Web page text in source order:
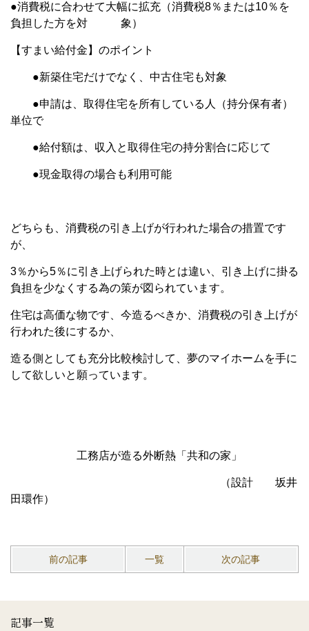
●消費税に合わせて大幅に拡充（消費税8％または10％を
負担した方を対 象）
【すまい給付金】のポイント
●新築住宅だけでなく、中古住宅も対象
●申請は、取得住宅を所有している人（持分保有者）
単位で
●給付額は、収入と取得住宅の持分割合に応じて
●現金取得の場合も利用可能
どちらも、消費税の引き上げが行われた場合の措置です
が、
3％から5％に引き上げられた時とは違い、引き上げに掛る
負担を少なくする為の策が図られています。
住宅は高価な物です、今造るべきか、消費税の引き上げが
行われた後にするか、
造る側としても充分比較検討して、夢のマイホームを手に
して欲しいと願っています。
工務店が造る外断熱「共和の家」
（設計 坂井
田環作）
前の記事 一覧 次の記事
記事一覧